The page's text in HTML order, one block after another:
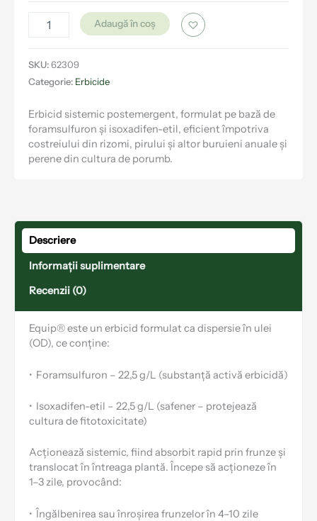
Erbicid sistemic postemergent, formulat pe bază de
foramsulfuron și isoxadifen-etil, eficient împotriva
costreiului din rizomi, pirului și altor buruieni anuale și
perene din cultura de porumb.
Adaugă în coș
SKU:62309
Categorie: Erbicide
Descriere
Informații suplimentare
Recenzii (0)
Equip® este un erbicid formulat ca dispersie în ulei
(OD), ce conține:
• Foramsulfuron – 22,5 g/L (substanță activă erbicidă)
• Isoxadifen-etil – 22,5 g/L (safener – protejează
cultura de fitotoxicitate)
Acționează sistemic, fiind absorbit rapid prin frunze și
translocat în întreaga plantă. Începe să acționeze în
1–3 zile, provocând:
• Îngălbenirea sau înroșirea frunzelor în 4–10 zile